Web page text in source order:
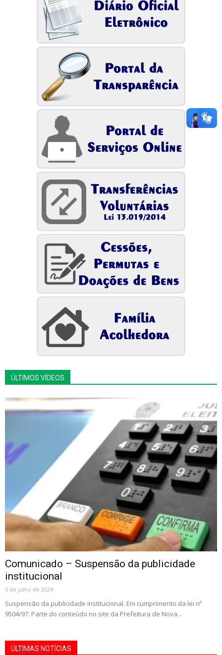
ÚLTIMOS VÍDEOS
Comunicado – Suspensão da publicidade
institucional
5 de julho de 2024
Suspensão da publicidade institucional. Em cumprimento da lei nº
9504/97. Parte do conteúdo no site da Prefeitura de Nova...
ÚLTIMAS NOTÍCIAS